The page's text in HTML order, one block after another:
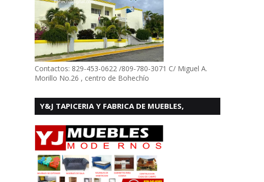
Contactos: 829-453-0622 /809-780-3071 C/ Miguel A.
Morillo No.26 , centro de Bohechío
Y&J TAPICERIA Y FABRICA DE MUEBLES,